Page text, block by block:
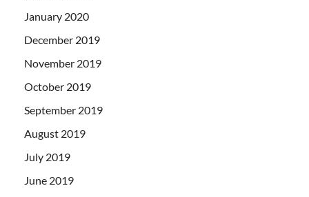
January 2020
December 2019
November 2019
October 2019
September 2019
August 2019
July 2019
June 2019